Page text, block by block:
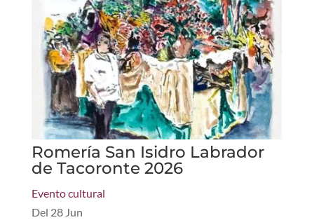
Romería San Isidro Labrador
de Tacoronte 2026
Evento cultural
Del 28 Jun